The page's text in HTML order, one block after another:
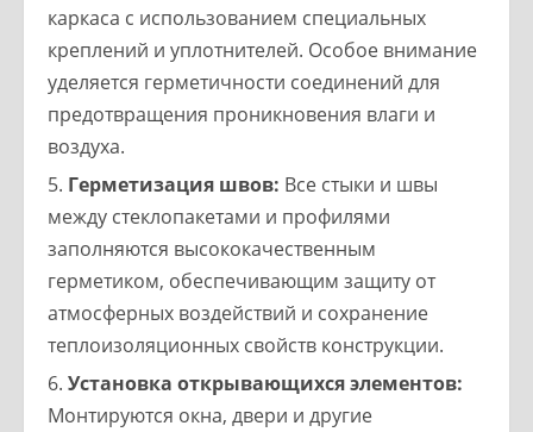
каркаса с использованием специальных
креплений и уплотнителей. Особое внимание
уделяется герметичности соединений для
предотвращения проникновения влаги и
воздуха.
Герметизация швов: Все стыки и швы
между стеклопакетами и профилями
заполняются высококачественным
герметиком, обеспечивающим защиту от
атмосферных воздействий и сохранение
теплоизоляционных свойств конструкции.
Установка открывающихся элементов:
Монтируются окна, двери и другие